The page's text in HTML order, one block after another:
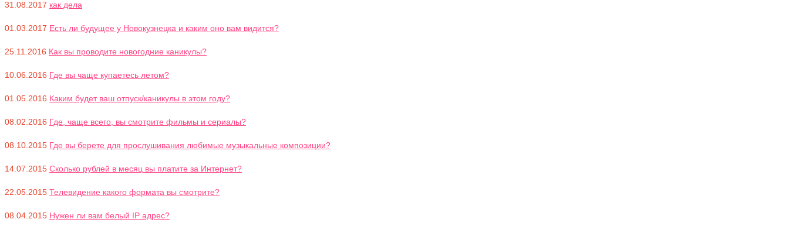
31.08.2017 как дела
01.03.2017 Есть ли будущее у Новокузнецка и каким оно вам видится?
25.11.2016 Как вы проводите новогодние каникулы?
10.06.2016 Где вы чаще купаетесь летом?
01.05.2016 Каким будет ваш отпуск/каникулы в этом году?
08.02.2016 Где, чаще всего, вы смотрите фильмы и сериалы?
08.10.2015 Где вы берете для прослушивания любимые музыкальные композиции?
14.07.2015 Сколько рублей в месяц вы платите за Интернет?
22.05.2015 Телевидение какого формата вы смотрите?
08.04.2015 Нужен ли вам белый IP адрес?